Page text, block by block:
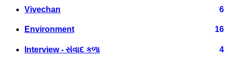
Vivechan 6
Environment 16
Interview - સંવાદ કળા 4